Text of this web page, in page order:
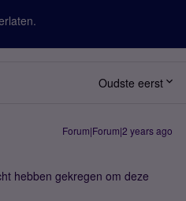
Oudste eerst
Forum|Forum|2 years ago
hebben gekregen om deze